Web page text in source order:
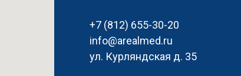
+7 (812) 655-30-20
info@arealmed.ru
ул. Курляндская д. 35